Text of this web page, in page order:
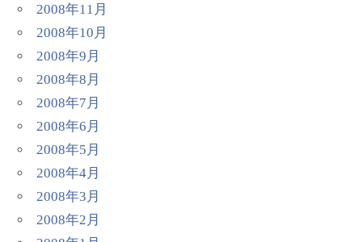
2008年11月
2008年10月
2008年9月
2008年8月
2008年7月
2008年6月
2008年5月
2008年4月
2008年3月
2008年2月